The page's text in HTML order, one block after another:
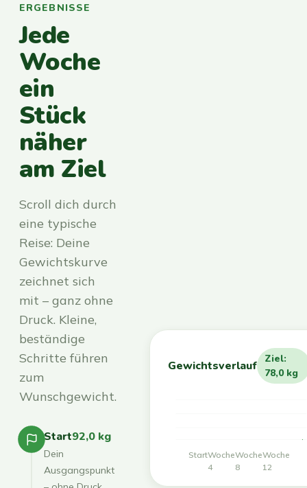
ERGEBNISSE
Jede
Woche
ein
Stück
näher
am Ziel
Scroll dich durch
eine typische
Reise: Deine
Gewichtskurve
zeichnet sich
mit – ganz ohne
Druck. Kleine,
beständige
Schritte führen
zum
Wunschgewicht.
Start92,0 kg
Dein
Ausgangspunkt
Gewichtsverlauf
Ziel:
78,0 kg
StartWoche
4
Woche
8
Woche
12